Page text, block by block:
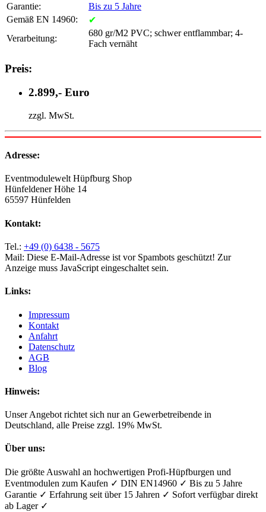
Garantie:
Bis zu 5 Jahre
Gemäß EN 14960:
✔
Verarbeitung:
680 gr/M2 PVC; schwer entflammbar; 4-
Fach vernäht
Preis:
2.899,- Euro
zzgl. MwSt.
Adresse:
Eventmodulewelt Hüpfburg Shop
Hünfeldener Höhe 14
65597 Hünfelden
Kontakt:
Tel.: +49 (0) 6438 - 5675
Mail: Diese E-Mail-Adresse ist vor Spambots geschützt! Zur
Anzeige muss JavaScript eingeschaltet sein.
Links:
Impressum
Kontakt
Anfahrt
Datenschutz
AGB
Blog
Hinweis:
Unser Angebot richtet sich nur an Gewerbetreibende in
Deutschland, alle Preise zzgl. 19% MwSt.
Über uns:
Die größte Auswahl an hochwertigen Profi-Hüpfburgen und
Eventmodulen zum Kaufen ✓ DIN EN14960 ✓ Bis zu 5 Jahre
Garantie ✓ Erfahrung seit über 15 Jahren ✓ Sofort verfügbar direkt
ab Lager ✓